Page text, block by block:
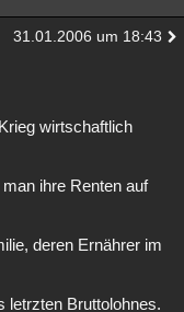
31.01.2006 um 18:43
wirtschaftlich
ihre Renten auf
deren Ernährer im
letrzten Bruttolohnes.